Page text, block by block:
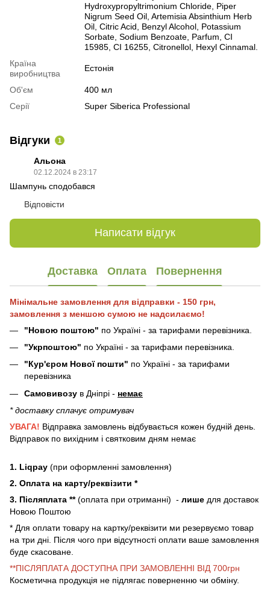
Hydroxypropyltrimonium Chloride, Piper
Nigrum Seed Oil, Artemisia Absinthium Herb
Oil, Citric Acid, Benzyl Alcohol, Potassium
Sorbate, Sodium Benzoate, Parfum, CI
15985, CI 16255, Citronellol, Hexyl Cinnamal.
Країна
виробництва
Естонія
Об'єм
400 мл
Серії
Super Siberica Professional
Відгуки 1
Альона
02.12.2024 в 23:17
Шампунь сподобався
Відповісти
Написати відгук
Доставка Оплата Повернення
Мінімальне замовлення для відправки - 150 грн,
замовлення з меншою сумою не надсилаємо!
"Новою поштою" по Україні - за тарифами перевізника.
"Укрпоштою" по Україні - за тарифами перевізника.
"Кур'єром Нової пошти" по Україні - за тарифами
перевізника
Самовивозу в Дніпрі - немає
* доставку сплачує отримувач
УВАГА! Відправка замовлень відбувається кожен будній день.
Відправок по вихідним і святковим дням немає
1. Liqpay (при оформленні замовлення)
2. Оплата на карту/реквізити *
3. Післяплата **(оплата при отриманні) - лише для доставок
Новою Поштою
* Для оплати товару на картку/реквізити ми резервуємо товар
на три дні. Після чого при відсутності оплати ваше замовлення
буде скасоване.
**ПІСЛЯПЛАТА ДОСТУПНА ПРИ ЗАМОВЛЕННІ ВІД 700грн
Косметична продукція не підлягає поверненню чи обміну.